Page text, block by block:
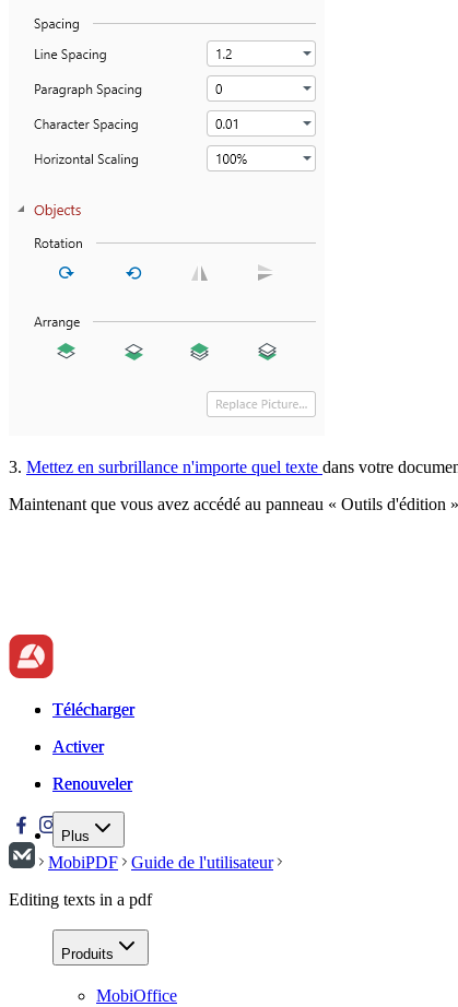
3. Mettez en surbrillance n'importe quel texte dans votre
Maintenant que vous avez accédé au panneau « Outils d'édition
Télécharger
Activer
Renouveler
Plus
Télécharger
Activer
Renouveler
MobiPDF
Guide de l'utilisateur
Editing texts in a pdf
Produits
MobiOffice